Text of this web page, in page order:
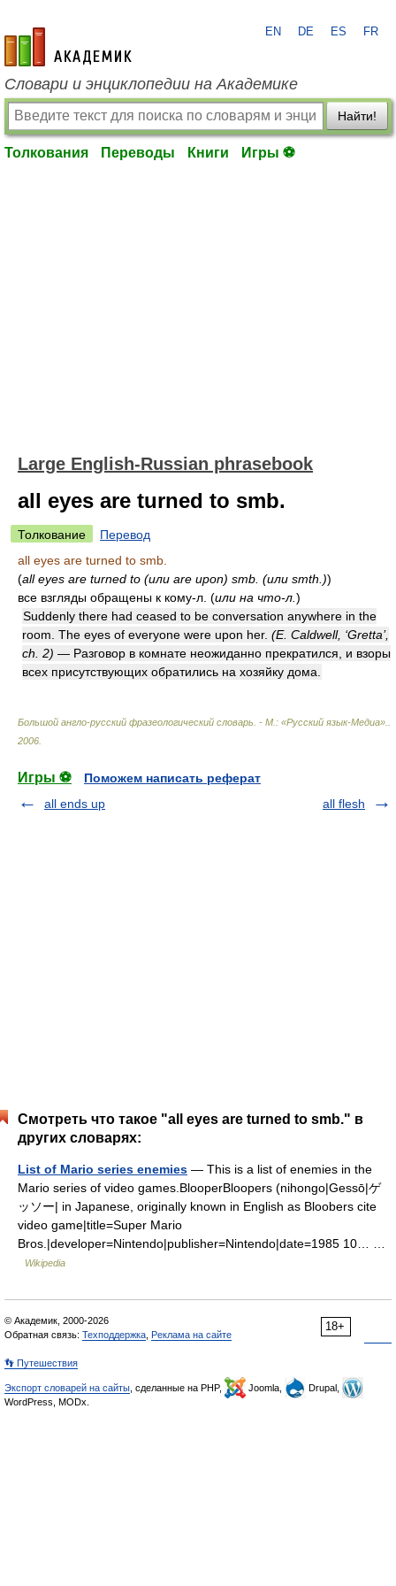
academic.ru
EN DE ES FR
Словари и энциклопедии на Академике
Найти!
Толкования Переводы Книги Игры ⚽
Large English-Russian phrasebook
all eyes are turned to smb.
Толкование
Перевод
all eyes are turned to smb.
(all eyes are turned to (или are upon) smb. (или smth.))
все взгляды обращены к кому-л. (или на что-л. )
Suddenly there had ceased to be conversation anywhere in the
room. The eyes of everyone were upon her. (E. Caldwell, ‘Gretta’,
ch. 2) — Разговор в комнате неожиданно прекратился, и взоры
всех присутствующих обратились на хозяйку дома.
Большой англо-русский фразеологический словарь. - М.: «Русский язык-Медиа».
2006
Игры ⚽
Поможем написать реферат
all ends up
all flesh
Смотреть что такое "all eyes are turned to smb." в
других словарях:
List of Mario series enemies — This is a list of enemies in the
Mario series of video games.BlooperBloopers (nihongo|Gessō|ゲ
ッソー| in Japanese, originally known in English as Bloobers cite
video game|title=Super Mario
Bros.|developer=Nintendo|publisher=Nintendo|date=1985 10… …
Wikipedia
18+
© Академик, 2000-2026
Обратная связь: Техподдержка Реклама на сайте
👣 Путешествия
Экспорт словарей на сайты , сделанные на PHP, Joomla,
Drupal,
WordPress, MODx.